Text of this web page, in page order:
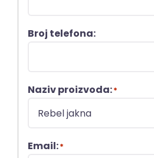
Broj telefona:
Naziv proizvoda:*
Email:*